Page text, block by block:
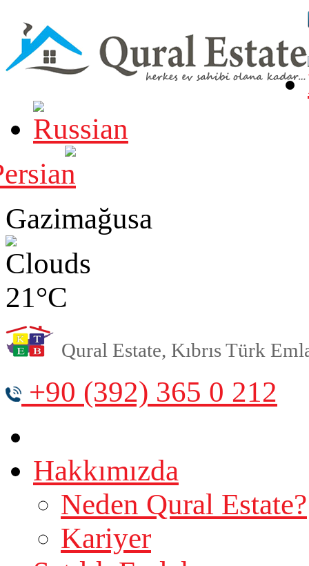
Gazimağusa
21°C
Qural Estate, Kıbrıs Türk
+90 (392) 365 0 212
Hakkımızda
Neden Qural Estate?
Kariyer